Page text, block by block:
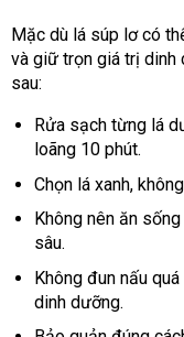
Mặc dù lá súp lơ có
và giữ trọn giá trị dinh
sau:
Rửa sạch từng lá
loãng 10 phút.
Chọn lá xanh,
Không nên ăn
sâu.
Không đun nấu
dinh dưỡng.